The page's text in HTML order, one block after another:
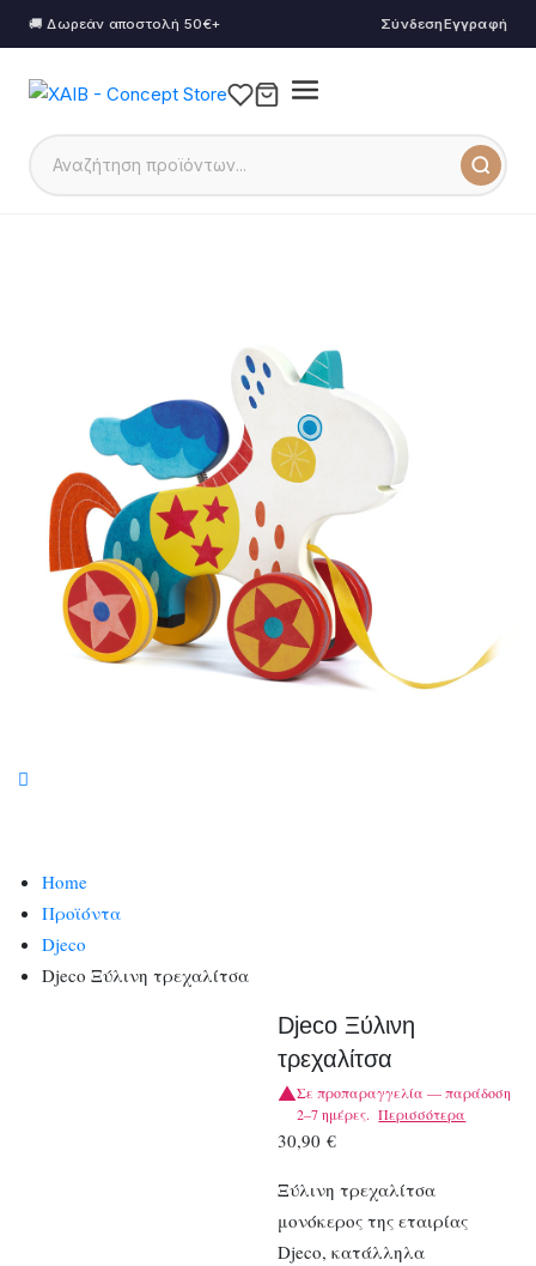
🚚 Δωρεάν αποστολή 50€+ ΣύνδεσηΕγγραφή
Home
Προϊόντα
Djeco
Djeco Ξύλινη τρεχαλίτσα
Djeco Ξύλινη
τρεχαλίτσα
Σε προπαραγγελία — παράδοση
2–7 ημέρες. Περισσότερα
30,90€
Ξύλινη τρεχαλίτσα
μονόκερος της εταιρίας
Djeco, κατάλληλα